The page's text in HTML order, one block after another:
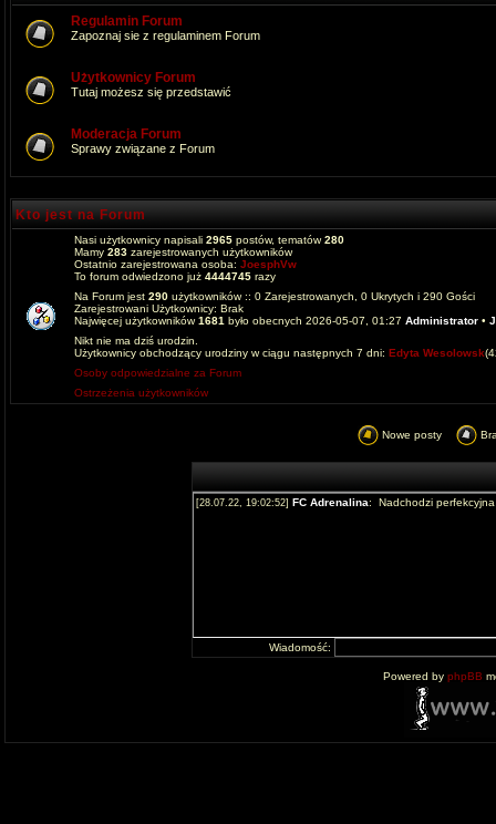
Regulamin Forum
Zapoznaj sie z regulaminem Forum
Użytkownicy Forum
Tutaj możesz się przedstawić
Moderacja Forum
Sprawy związane z Forum
Kto jest na Forum
Nasi użytkownicy napisali 2965 postów, tematów280
Mamy 283 zarejestrowanych użytkowników
Ostatnio zarejestrowana osoba: JoesphVw
To forum odwiedzono już 4444745 razy
Na Forum jest 290 użytkowników :: 0 Zarejestrowanych, 0 Ukrytych i 290 Gości
Zarejestrowani Użytkownicy: Brak
Najwięcej użytkowników1681 było obecnych 2026-05-07, 01:27 Administrator •
Nikt nie ma dziś urodzin.
Użytkownicy obchodzący urodziny w ciągu następnych 7 dni: Edyta Wesolowsk
Osoby odpowiedzialne za Forum
Ostrzeżenia użytkowników
Nowe posty
Wiadomość:
Powered by phpBB